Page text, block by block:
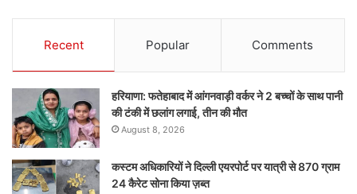
Recent Popular Comments
हरियाणा: फतेहाबाद में आंगनवाड़ी वर्कर ने 2 बच्चों के साथ पानी
की टंकी में छलांग लगाई, तीन की मौत
August 8, 2026
कस्टम अधिकारियों ने दिल्ली एयरपोर्ट पर यात्री से 870 ग्राम
24 कैरेट सोना किया ज़ब्त